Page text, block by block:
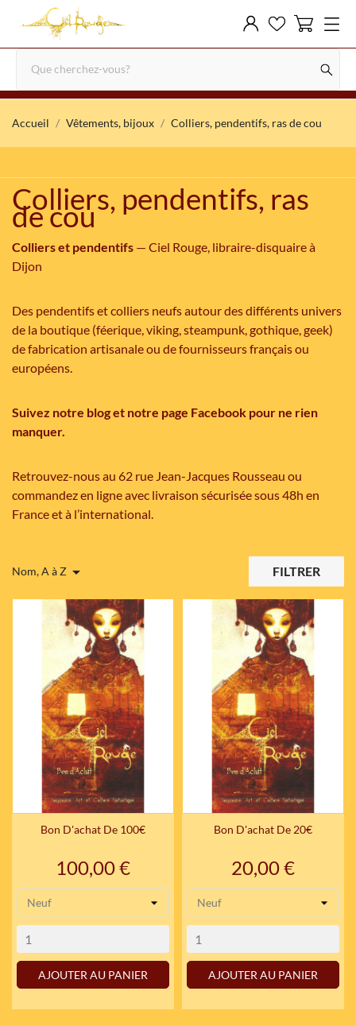
Accueil Vêtements, bijoux Colliers, pendentifs, ras de cou
Colliers, pendentifs, ras
de cou
Colliers et pendentifs — Ciel Rouge, libraire-disquaire à
Dijon
Des pendentifs et colliers neufs autour des différents univers
de la boutique (féerique, viking, steampunk, gothique, geek)
de fabrication artisanale ou de fournisseurs français ou
européens.
Suivez notre blog et notre page Facebook pour ne rien
manquer.
Retrouvez-nous au 62 rue Jean-Jacques Rousseau ou
commandez en ligne avec livraison sécurisée sous 48h en
France et à l’international.
Nom, A à Z  FILTRER
Bon D'achat De 100€
Prix
100,00 €
AJOUTER AU PANIER
Bon D'achat De 20€
Prix
20,00 €
AJOUTER AU PANIER